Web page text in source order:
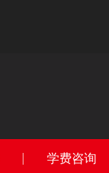
学费咨询